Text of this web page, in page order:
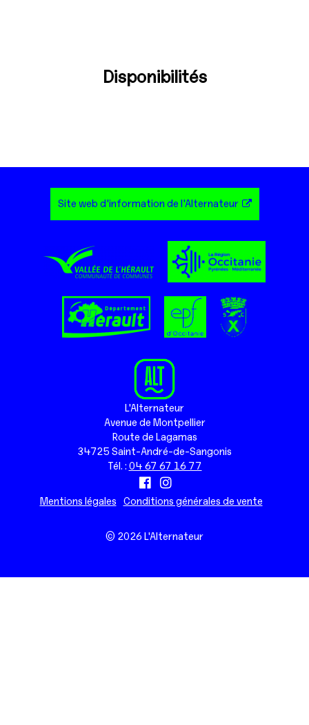
Disponibilités
L'Alternateur
Avenue de Montpellier
Route de Lagamas
34725 Saint-André-de-Sangonis
Tél. : 04 67 67 16 77
Mentions légales Conditions générales de vente
Site web d'information de l'Alternateur
© 2026 L'Alternateur